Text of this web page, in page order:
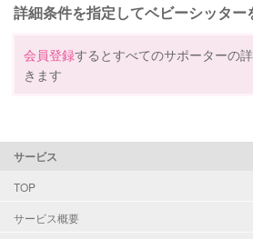
詳細条件を指定してベビーシッター
会員登録するとすべてのサポーターの
きます
サービス
TOP
サービス概要